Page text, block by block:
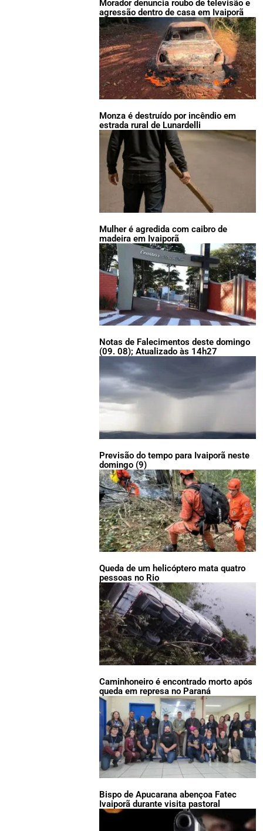
Morador denuncia roubo de televisão e
agressão dentro de casa em Ivaiporã
Monza é destruído por incêndio em
estrada rural de Lunardelli
Mulher é agredida com caibro de
madeira em Ivaiporã
Notas de Falecimentos deste domingo
(09. 08); Atualizado às 14h27
Previsão do tempo para Ivaiporã neste
domingo (9)
Queda de um helicóptero mata quatro
pessoas no Rio
Caminhoneiro é encontrado morto após
queda em represa no Paraná
Bispo de Apucarana abençoa Fatec
Ivaiporã durante visita pastoral